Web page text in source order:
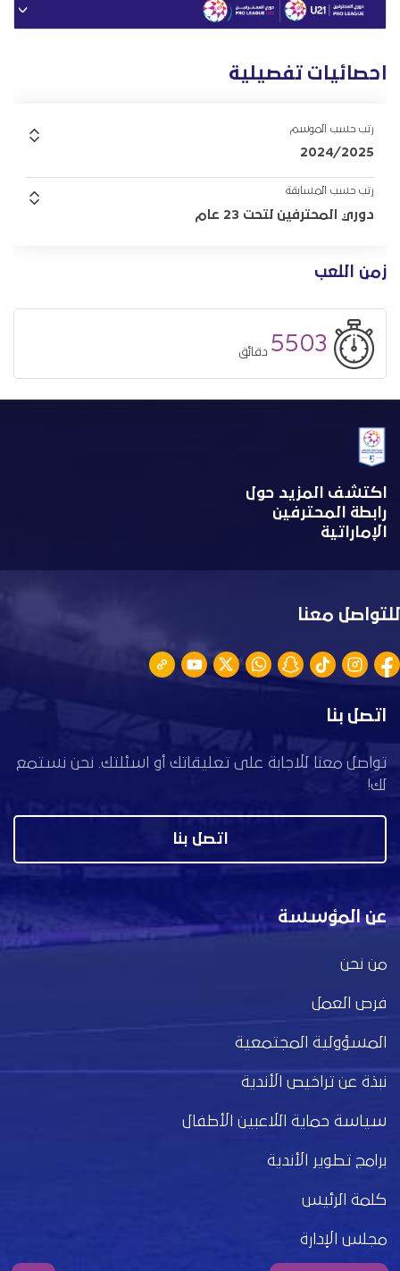
زمن اللعب
5503 دقائق
احصائيات تفصيلية
رتب حسب الموسم
2024/2025
رتب حسب المسابقة
دوري المحترفين لتحت 23 عام
اكتشف المزيد حول
رابطة المحترفين
الإماراتية
للتواصل معنا
اتصل بنا
تواصل معنا للاجابة على تعليقاتك أو اسئلتك. نحن نستمع
لك!
اتصل بنا
عن المؤسسة
من نحن
فرص العمل
المسؤولية المجتمعية
نبذة عن تراخيص الأندية
سياسة حماية اللاعبين الأطفال
برامج تطوير الأندية
كلمة الرئيس
مجلس الإدارة